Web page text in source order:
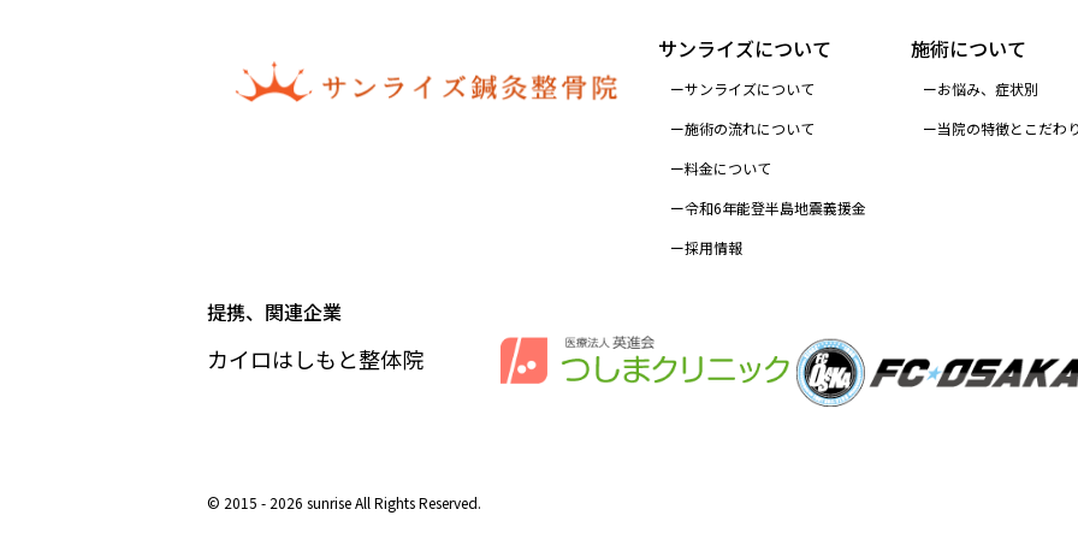
サンライズについて
サンライズについて
施術の流れについて
料金について
令和6年能登半島地震義援金
採用情報
施術について
お悩み、症状別
当院の特徴とこだわ
提携、関連企業
カイロはしもと整体院
© 2015 - 2026 sunrise All Rights Reserved.